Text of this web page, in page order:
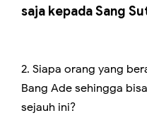
saja kepada Sang
2. Siapa orang yang
Bang Ade sehingga
sejauh ini?